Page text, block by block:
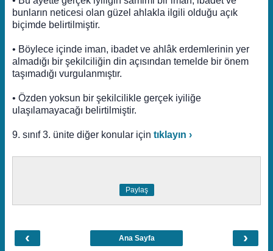
bunların neticesi olan güzel ahlakla ilgili olduğu açık
biçimde belirtilmiştir.
• Böylece içinde iman, ibadet ve ahlâk erdemlerinin yer
almadığı bir şekilciliğin din açısından temelde bir önem
taşımadığı vurgulanmıştır.
• Özden yoksun bir şekilcilikle gerçek iyiliğe
ulaşılamayacağı belirtilmiştir.
9. sınıf 3. ünite diğer konular için tıklayın ›
Paylaş
‹ ›
Ana Sayfa